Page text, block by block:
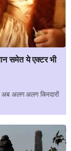
समेत ये एक्टर भी
अब अलग अलग किरदारों